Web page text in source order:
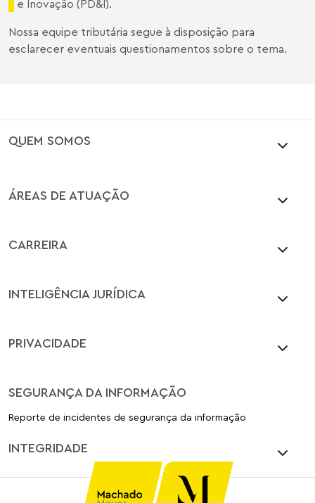
e Inovação (PD&I).
Nossa equipe tributária segue à disposição para
esclarecer eventuais questionamentos sobre o tema.
QUEM SOMOS
ÁREAS DE ATUAÇÃO
CARREIRA
INTELIGÊNCIA JURÍDICA
PRIVACIDADE
SEGURANÇA DA INFORMAÇÃO
Reporte de incidentes de segurança da informação
INTEGRIDADE